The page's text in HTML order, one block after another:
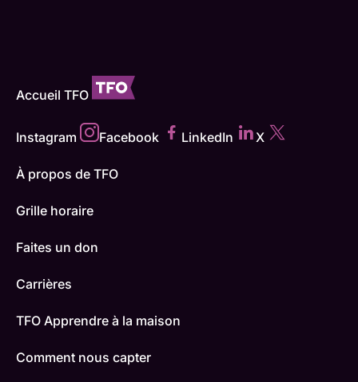
Accueil TFO
Instagram Facebook LinkedIn X
À propos de TFO
Grille horaire
Faites un don
Carrières
TFO Apprendre à la maison
Comment nous capter